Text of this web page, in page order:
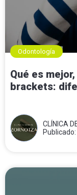
Odontología
Qué es
brackets:
CLÍNICA